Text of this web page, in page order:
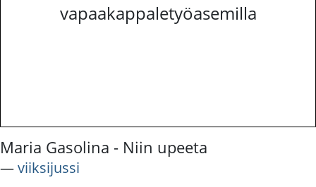
vapaakappaletyöasemilla
Maria Gasolina - Niin upeeta
―viiksijussi